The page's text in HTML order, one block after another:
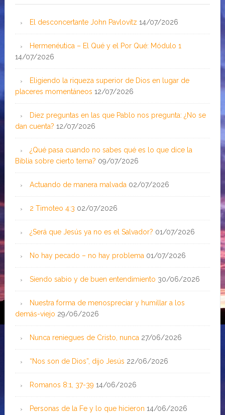
El desconcertante John Pavlovitz 14/07/2026
Hermenéutica – El Qué y el Por Qué: Módulo 1
14/07/2026
Eligiendo la riqueza superior de Dios en lugar de
placeres momentáneos 12/07/2026
Diez preguntas en las que Pablo nos pregunta: ¿No se
dan cuenta? 12/07/2026
¿Qué pasa cuando no sabes qué es lo que dice la
Biblia sobre cierto tema? 09/07/2026
Actuando de manera malvada 02/07/2026
2 Timoteo 4:3 02/07/2026
¿Será que Jesús ya no es el Salvador? 01/07/2026
No hay pecado – no hay problema 01/07/2026
Siendo sabio y de buen entendimiento 30/06/2026
Nuestra forma de menospreciar y humillar a los
demás-viejo 29/06/2026
Nunca reniegues de Cristo, nunca 27/06/2026
“Nos son de Dios”, dijo Jesús 22/06/2026
Romanos 8:1, 37-39 14/06/2026
Personas de la Fe y lo que hicieron 14/06/2026